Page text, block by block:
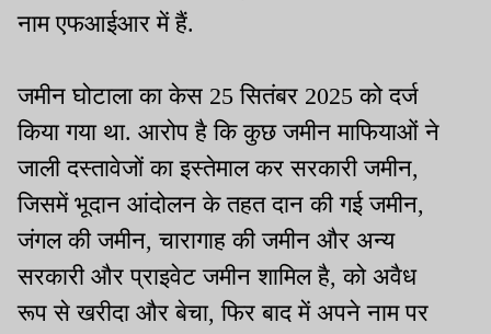
नाम एफआईआर में हैं.
जमीन घोटाला का केस 25 सितंबर 2025 को दर्ज
किया गया था. आरोप है कि कुछ जमीन माफियाओं ने
जाली दस्तावेजों का इस्तेमाल कर सरकारी जमीन,
जिसमें भूदान आंदोलन के तहत दान की गई जमीन,
जंगल की जमीन, चारागाह की जमीन और अन्य
सरकारी और प्राइवेट जमीन शामिल है, को अवैध
रूप से खरीदा और बेचा, फिर बाद में अपने नाम पर